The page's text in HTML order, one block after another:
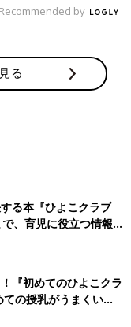
に育ったと理絵さん
をしているような子
緒に遊ぼう』など
げていたので、感性
Recommended by
る
る本『ひよこクラブ
、育児に役立つ情報が
『初めてのひよこクラ
の授乳がうまくい
夏のトラブル 解決テ